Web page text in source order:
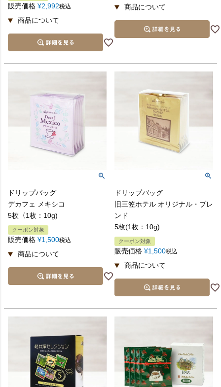
販売価格 ¥2,992税込
ドリップバッグ
デカフェ メキシコ
5枚〈1枚：10g)
クーポン対象
販売価格 ¥1,500税込
ドリップバッグ
旧三笠ホテル オリジナル・ブレ
ンド
5枚(1枚：10g)
クーポン対象
販売価格 ¥1,500税込